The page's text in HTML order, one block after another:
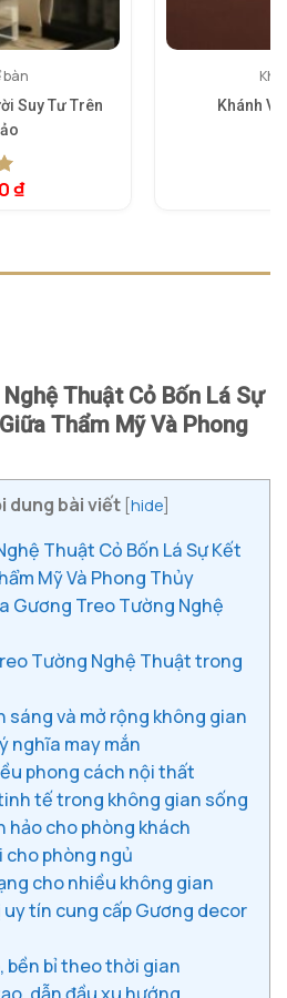
bàn
Suy Tư Trên
₫
Khánh
Thuật Cỏ Bốn Lá Sự
Thẩm Mỹ Và Phong
dung bài viết [hide]
Thuật Cỏ Bốn Lá Sự Kết
Mỹ Và Phong Thủy
Gương Treo Tường Nghệ
Tường Nghệ Thuật trong
sáng và mở rộng không gian
nghĩa may mắn
phong cách nội thất
tế trong không gian sống
hảo cho phòng khách
phòng ngủ
cho nhiều không gian
uy tín cung cấp Gương decor
bền bỉ theo thời gian